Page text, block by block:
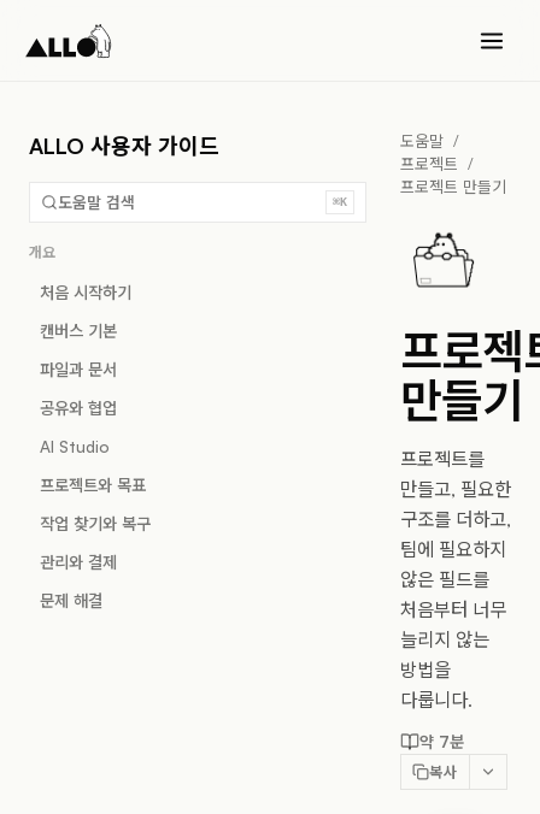
ALLO 사용자 가이드
도움말 검색 ⌘K
개요
처음 시작하기
캔버스 기본
파일과 문서
공유와 협업
AI Studio
프로젝트와 목표
작업 찾기와 복구
관리와 결제
문제 해결
도움말 /
프로젝트
/
프로젝트 만들기
프로젝
만들기
프로젝트를
만들고, 필요한
구조를 더하고,
팀에 필요하지
않은 필드를
처음부터 너무
늘리지 않는
방법을
다룹니다.
약 7분
복사